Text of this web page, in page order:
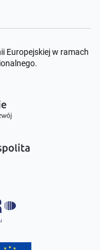
Europejskiej w ramach